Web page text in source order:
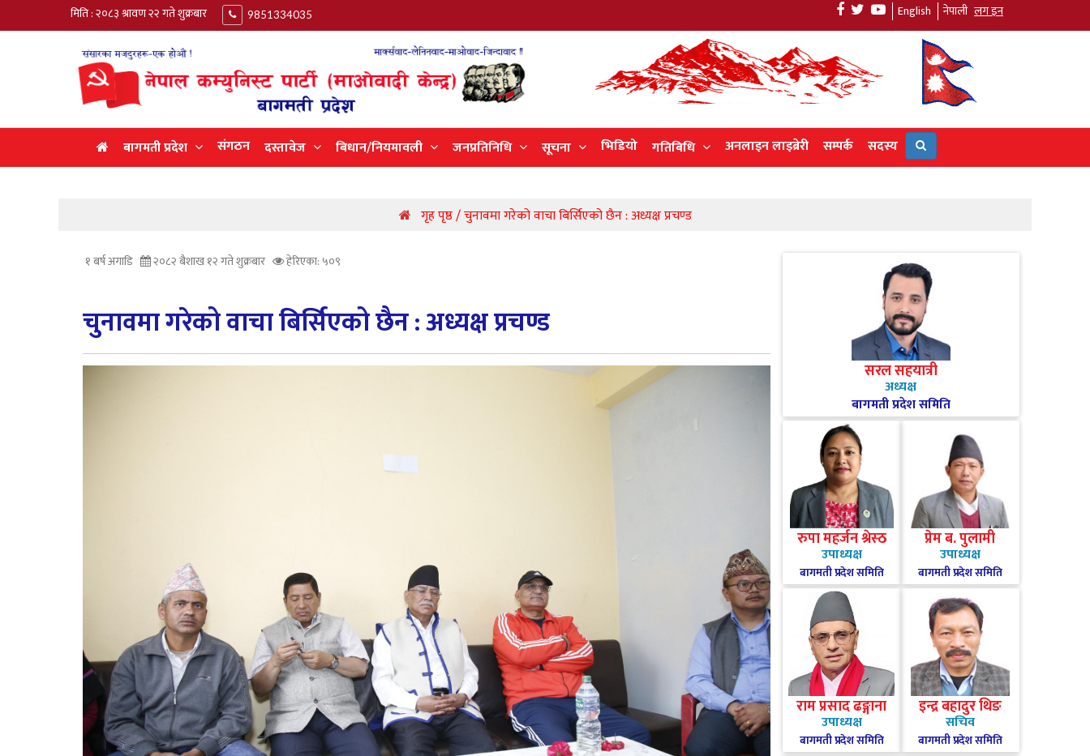
मिति : २०८३ श्रावण २२ गते शुक्रबार 9851334035 English नेपाली लग इन
बागमती प्रदेश संगठन दस्तावेज बिधान/नियमावली जनप्रतिनिधि सूचना भिडियो गतिबिधि अनलाइन लाइब्रेरी सम्पर्क सदस्य
गृह पृष्ठ / चुनावमा गरेको वाचा बिर्सिएको छैन : अध्यक्ष प्रचण्ड
१ बर्ष अगाडि २०८२ बैशाख १२ गते शुक्रबार हेरिएका: ५०९
चुनावमा गरेको वाचा बिर्सिएको छैन : अध्यक्ष प्रचण्ड
सरल सहयात्री
अध्यक्ष
बागमती प्रदेश समिति
रुपा महर्जन श्रेस्ठ
उपाध्यक्ष
बागमती प्रदेश समिति
प्रेम ब. पुलामी
उपाध्यक्ष
बागमती प्रदेश समिति
राम प्रसाद ढङ्गाना
उपाध्यक्ष
बागमती प्रदेश समिति
इन्द्र बहादुर थिङ
सचिव
बागमती प्रदेश समिति